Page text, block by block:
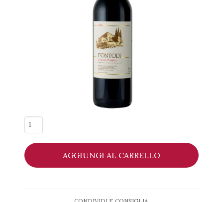
Chianti
Classico
DOCG
2019
AGGIUNGI AL CARRELLO